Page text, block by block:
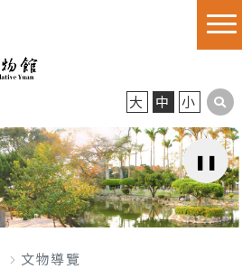
大 中 小
文物導覽